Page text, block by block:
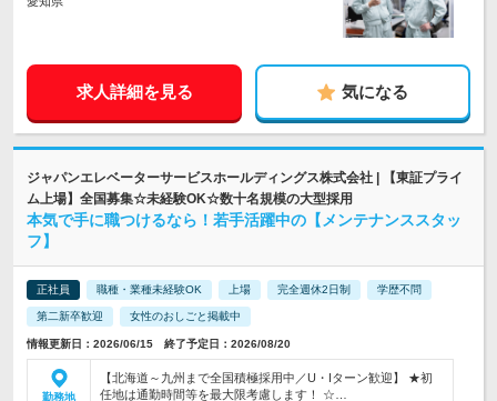
求人詳細を見る 気になる
ジャパンエレベーターサービスホールディングス株式会社 | 【東証プライ
ム上場】全国募集☆未経験OK☆数十名規模の大型採用
本気で手に職つけるなら！若手活躍中の【メンテナンススタッ
フ】
正社員 職種・業種未経験OK 上場 完全週休2日制 学歴不問
第二新卒歓迎 女性のおしごと掲載中
情報更新日：2026/06/15 終了予定日：2026/08/20
勤務地
【北海道～九州まで全国積極採用中／U・Iターン歓迎】 ★初
任地は通勤時間等を最大限考慮します！ ☆…